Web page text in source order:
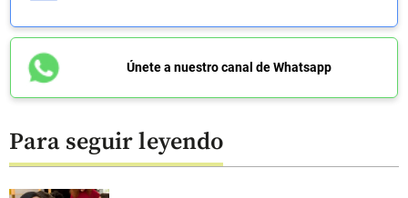
Únete a nuestro canal de Whatsapp
Para seguir leyendo